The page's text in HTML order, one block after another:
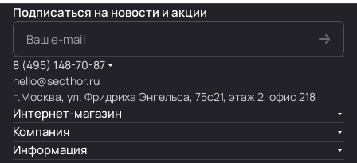
Подписаться на новости и акции
8 (495) 148-70-87
hello@secthor.ru
г.Москва, ул. Фридриха Энгельса, 75с21, этаж 2, офис 218
Интернет-магазин
Компания
Информация